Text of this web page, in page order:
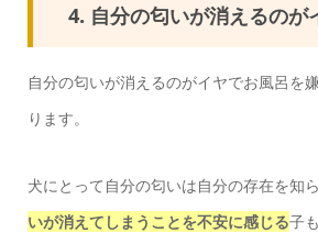
4. 自分の匂いが消えるのが
自分の匂いが消えるのがイヤでお風呂を
ります。
犬にとって自分の匂いは自分の存在を知
いが消えてしまうことを不安に感じる子